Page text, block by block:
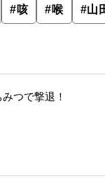
#咳 #喉 #山
つで撃退！